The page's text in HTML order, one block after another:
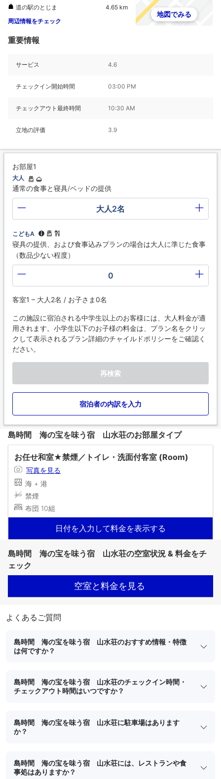
道の駅のとじま
4.65 km
周辺情報をチェック
地図でみる
重要情報
サービス 4.6
チェックイン開始時間 03:00 PM
チェックアウト最終時間 10:30 AM
立地の評価 3.9
お部屋1
大人
通常の食事と寝具/ベッドの提供
大人2名
こどもA
寝具の提供、および食事込みプランの場合は大人に準じた食事
（数品少ない程度）
0
客室1 – 大人2名 / お子さま0名
この施設に宿泊される中学生以上のお客様には、大人料金が適
用されます。小学生以下のお子様の料金は、プラン名をクリッ
クして表示されるプラン詳細のチャイルドポリシーをご確認く
ださい。
再検索
宿泊者の内訳を入力
島時間 海の宝を味う宿 山水荘のお部屋タイプ
お任せ和室★禁煙／トイレ・洗面付客室 (Room)
写真を見る
海 + 港
禁煙
布団 10組
日付を入力して料金を表示する
島時間 海の宝を味う宿 山水荘の空室状況 & 料金をチ
ェック
空室と料金を見る
よくあるご質問
島時間 海の宝を味う宿 山水荘のおすすめ情報・特徴
は何ですか？
島時間 海の宝を味う宿 山水荘のチェックイン時間・
チェックアウト時間はいつですか？
島時間 海の宝を味う宿 山水荘に駐車場はあります
か？
島時間 海の宝を味う宿 山水荘には、レストランや食
事処はありますか？